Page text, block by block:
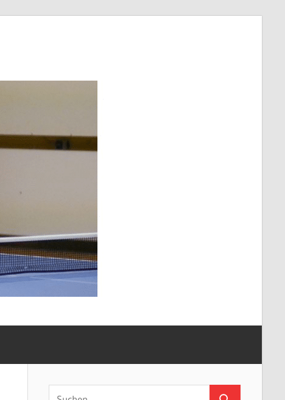
Suchen